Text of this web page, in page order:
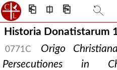
⎗ ⎅ ⎘
Historia Donatistarum
0771C
Origo
Persecutiones in